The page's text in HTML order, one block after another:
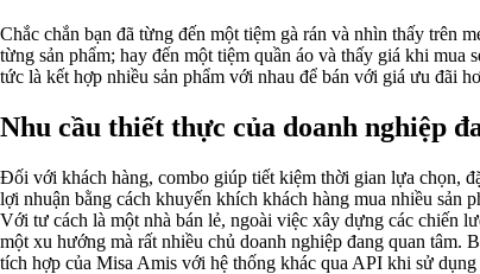
Chắc chắn bạn đã từng đến một tiệm gà rán và nhìn thấy
từng sản phẩm; hay đến một tiệm quần áo và thấy giá khi
tức là kết hợp nhiều sản phẩm với nhau để bán với giá ưu đãi
Nhu cầu thiết thực của doanh nghiệp
Đối với khách hàng, combo giúp tiết kiệm thời gian lựa chọn,
lợi nhuận bằng cách khuyến khích khách hàng mua nhiều sản
Với tư cách là một nhà bán lẻ, ngoài việc xây dựng các chiến
một xu hướng mà rất nhiều chủ doanh nghiệp đang quan tâm.
tích hợp của Misa Amis với hệ thống khác qua API khi sử